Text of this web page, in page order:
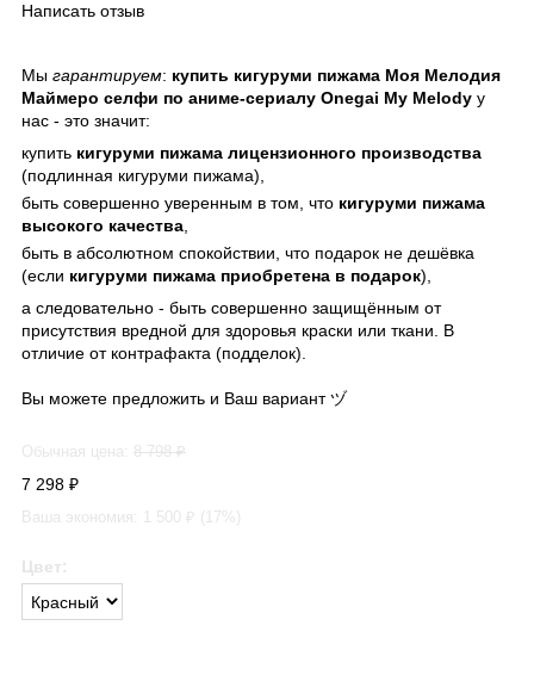
Написать отзыв
Мы гарантируем: купить кигуруми пижама Моя Мелодия
Маймеро селфи по аниме-сериалу Onegai My Melody у
нас - это значит:
купить кигуруми пижама лицензионного производства
(подлинная кигуруми пижама),
быть совершенно уверенным в том, что кигуруми пижама
высокого качества
быть в абсолютном спокойствии, что подарок не дешёвка
(если кигуруми пижама приобретена в подарок),
а следовательно - быть совершенно защищённым от
присутствия вредной для здоровья краски или ткани. В
отличие от контрафакта (подделок).
Вы можете предложить и Ваш вариант ヅ
Обычная цена: 8 798 ₽
7 298 ₽
Ваша экономия: 1 500 ₽ ( 17 %)
Цвет: